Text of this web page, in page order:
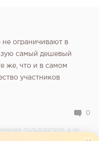
ограничивают в
самый дешевый
же, что и в самом
участников
0
пользователя, а не